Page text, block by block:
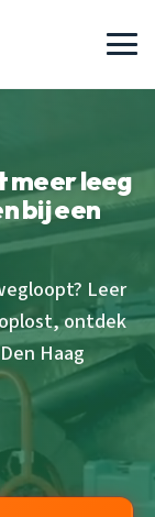
meer leeg
bij een
Leer
ontdek
Haag